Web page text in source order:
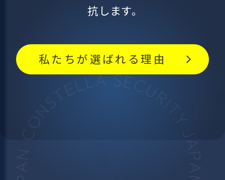
抗します。
私たちが選ばれる理由